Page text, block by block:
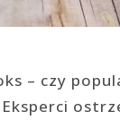
– czy